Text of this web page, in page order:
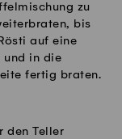
zu
bis
auf eine
und in die
fertig braten.
den Teller